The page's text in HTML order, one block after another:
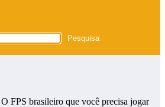
FPS brasileiro que você precisa jogar